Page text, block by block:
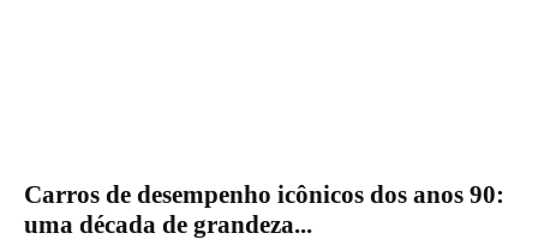
Carros de desempenho icônicos dos anos 90:
uma década de grandeza...